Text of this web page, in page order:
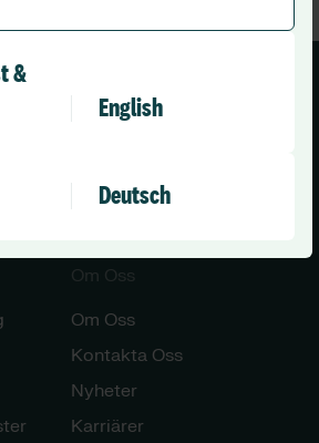
&
English
Deutsch
Om Oss
Om Oss
Kontakta Oss
Nyheter
Karriärer​